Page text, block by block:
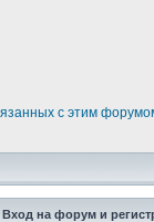
с этим
Вход на форум и